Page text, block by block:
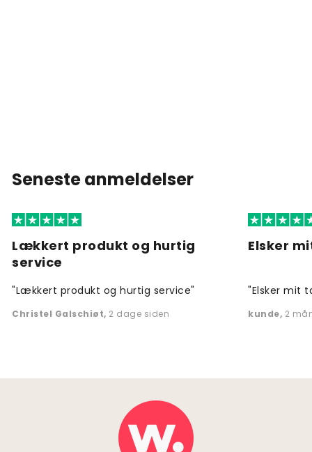
Seneste anmeldelser
Lækkert produkt og hurtig
service
"Lækkert produkt og hurtig service"
Christel Galschiøt, 2 dage siden
Elsker
"Elsker mit
kunde, 2